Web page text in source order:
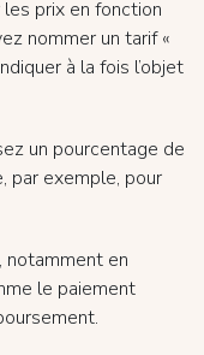
prix en fonction
nommer un tarif «
à la fois l’objet
un pourcentage de
par exemple, pour
en
le paiement